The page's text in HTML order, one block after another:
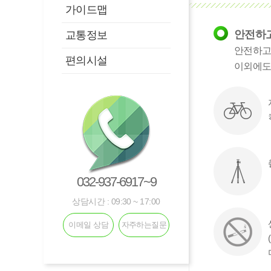
가이드맵
교통정보
편의시설
032-937-6917~9
상담시간 : 09:30 ~ 17:00
이메일 상담 자주하는질문
안전하
안전하
이외에